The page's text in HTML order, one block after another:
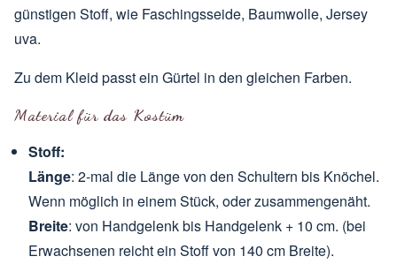
günstigen Stoff, wie Faschingsseide, Baumwolle, Jersey
uva.
Zu dem Kleid passt ein Gürtel in den gleichen Farben.
Material für das Kostüm
Stoff:
Länge: 2-mal die Länge von den Schultern bis Knöchel.
Wenn möglich in einem Stück, oder zusammengenäht.
Breite: von Handgelenk bis Handgelenk + 10 cm. (bei
Erwachsenen reicht ein Stoff von 140 cm Breite).